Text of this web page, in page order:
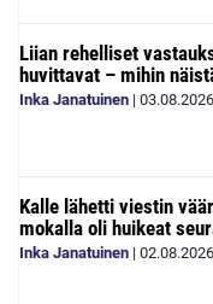
Liian rehelliset
huvittavat – mihin
Inka Janatuinen | 03.08.2026
Kalle lähetti viestin
mokalla oli huikeat
Inka Janatuinen | 02.08.2026